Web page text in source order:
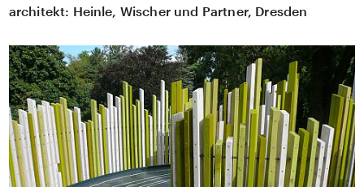
architekt: Heinle, Wischer und Partner, Dresden